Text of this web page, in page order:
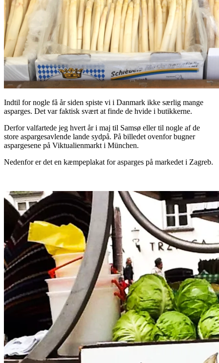
Indtil for nogle få år siden spiste vi i Danmark ikke særlig mange
asparges. Det var faktisk svært at finde de hvide i butikkerne.
Derfor valfartede jeg hvert år i maj til Samsø eller til nogle af de
store aspargesavlende lande sydpå. På billedet ovenfor bugner
aspargesene på Viktualienmarkt i München.
Nedenfor er det en kæmpeplakat for asparges på markedet i Zagreb.